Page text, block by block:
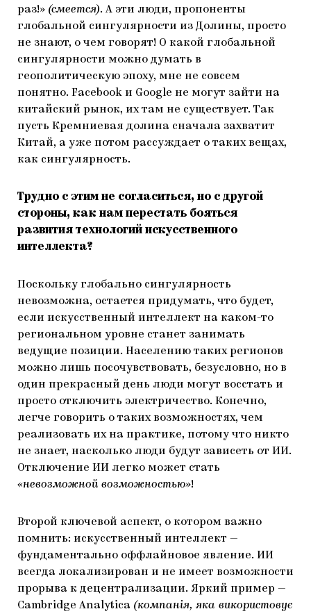
раз!» (смеется). А эти люди, пропоненты
глобальной сингулярности из Долины, просто
не знают, о чем говорят! О какой глобальной
сингулярности можно думать в
геополитическую эпоху, мне не совсем
понятно. Facebook и Google не могут зайти на
китайский рынок, их там не существует. Так
пусть Кремниевая долина сначала захватит
Китай, а уже потом рассуждает о таких вещах,
как сингулярность.
Трудно с этим не согласиться, но с другой
стороны, как нам перестать бояться
развития технологий искусственного
интеллекта?
Поскольку глобально сингулярность
невозможна, остается придумать, что будет,
если искусственный интеллект на каком-то
региональном уровне станет занимать
ведущие позиции. Населению таких регионов
можно лишь посочувствовать, безусловно, но в
один прекрасный день люди могут восстать и
просто отключить электричество. Конечно,
легче говорить о таких возможностях, чем
реализовать их на практике, потому что никто
не знает, насколько люди будут зависеть от ИИ.
Отключение ИИ легко может стать
«невозможной возможностью»!
Второй ключевой аспект, о котором важно
помнить: искусственный интеллект —
фундаментально оффлайновое явление. ИИ
всегда локализирован и не имеет возможности
прорыва к децентрализации. Яркий пример —
Cambridge Analytica (компанія, яка використовує